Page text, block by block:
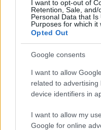
I want to opt-out of
Retention, Sale,
Personal Data that
Purposes for which it
Opted Out
Google consents
I want to allow
related to
device identifiers in
I want to allow my
Google for online
Več iz kraja Slovenj
Koncert skupine Delta Riff na
Festivalu SHOTS